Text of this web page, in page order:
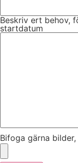
Beskriv ert behov,
startdatum
Bifoga gärna